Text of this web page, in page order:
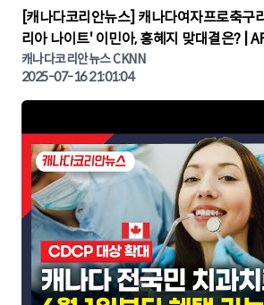
▶
[캐나다코리안뉴스] 캐나다여자프로축구
리아 나이트' 이민아, 홍혜지 맞대결은? |
KOREA NIGHT | 캐나다뉴스 | 토론토뉴스
캐나다코리안뉴스 CKNN
2025-07-16 21:01:04